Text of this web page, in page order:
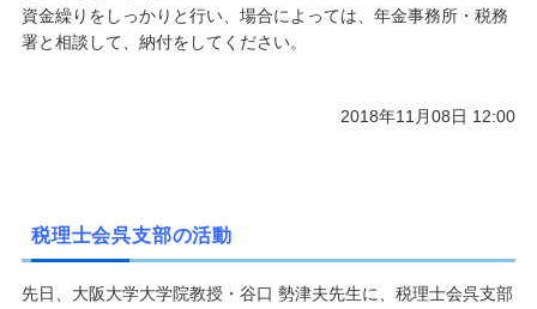
資金繰りをしっかりと行い、場合によっては、年金事務所・税務
署と相談して、納付をしてください。
2018年11月08日 12:00
税理士会呉支部の活動
先日、大阪大学大学院教授・谷口 勢津夫先生に、税理士会呉支部